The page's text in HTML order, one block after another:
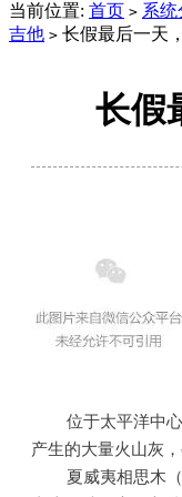
当前位置: 首页 > 系统
吉他 > 长假最后一天
长假
位于太平洋中
产生的大量火山灰
夏威夷相思木